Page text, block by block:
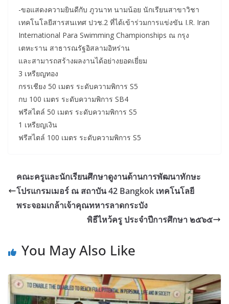
-ขอแสดงความยินดีกับ ภูวนาท นามน้อย นักเรียนสาขาวิชา
เทคโนโลยีสารสนเทศ ปวช.2 ที่ได้เข้าร่วมการแข่งขัน I.R. Iran
International Para Swimming Championships ณ กรุง
เตหะราน สาธารณรัฐอิสลามอิหร่าน
และสามารถสร้างผลงานได้อย่างยอดเยี่ยม
3 เหรียญทอง
กรรเชียง 50 เมตร ระดับความพิการ S5
กบ 100 เมตร ระดับความพิการ SB4
ฟรีสไตล์ 50 เมตร ระดับความพิการ S5
1 เหรียญเงิน
ฟรีสไตล์ 100 เมตร ระดับความพิการ S5
คณะครูและนักเรียนศึกษาดูงานด้านการพัฒนาทักษะ
โปรแกรมเมอร์ ณ สถาบัน 42 Bangkok เทคโนโลยี
พระจอมเกล้าเจ้าคุณทหารลาดกระบัง
พิธีไหว้ครู ประจำปีการศึกษา ๒๕๖๕
You May Also Like